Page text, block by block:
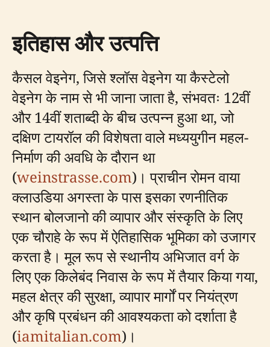
इतिहास और उत्पत्ति
कैसल वेइनेग, जिसे श्लॉस वेइनेग या कैस्टेलो
वेइनेग के नाम से भी जाना जाता है, संभवतः 12वीं
और 14वीं शताब्दी के बीच उत्पन्न हुआ था, जो
दक्षिण टायरॉल की विशेषता वाले मध्ययुगीन महल-
निर्माण की अवधि के दौरान था
(weinstrasse.com)। प्राचीन रोमन वाया
क्लाउडिया अगस्ता के पास इसका रणनीतिक
स्थान बोलजानो की व्यापार और संस्कृति के लिए
एक चौराहे के रूप में ऐतिहासिक भूमिका को उजागर
करता है। मूल रूप से स्थानीय अभिजात वर्ग के
लिए एक किलेबंद निवास के रूप में तैयार किया गया,
महल क्षेत्र की सुरक्षा, व्यापार मार्गों पर नियंत्रण
और कृषि प्रबंधन की आवश्यकता को दर्शाता है
(iamitalian.com)।